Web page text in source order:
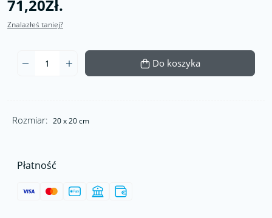
71,20Zł.
Znalazłeś taniej?
Do koszyka
Rozmiar: 20 x 20 cm
Płatność